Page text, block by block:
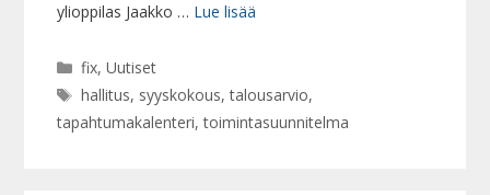
ylioppilas Jaakko … Lue lisää
Kategoriat
fix, Uutiset
Avainsanat
hallitus, syyskokous,talousarvio,
tapahtumakalenteri,toimintasuunnitelma